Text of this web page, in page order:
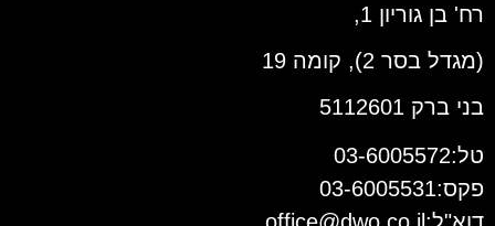
רח' בן גוריון 1,
(מגדל בסר 2), קומה 19
בני ברק 5112601
טל:03-6005572
פקס:03-6005531